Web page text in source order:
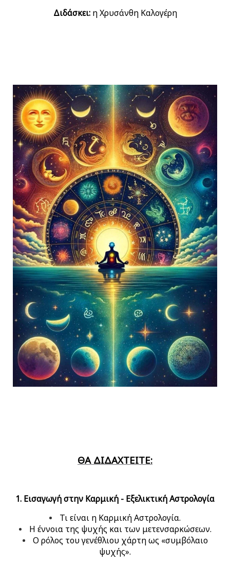
Διδάσκει:η Χρυσάνθη Καλογέρη
ΘΑ ΔΙΔΑΧΤΕΙΤΕ:
1. Εισαγωγή στην Καρμική - Εξελικτική Αστρολογία
Τι είναι η Καρμική Αστρολογία.
Η έννοια της ψυχής και των μετενσαρκώσεων.
Ο ρόλος του γενέθλιου χάρτη ως «συμβόλαιο
ψυχής».